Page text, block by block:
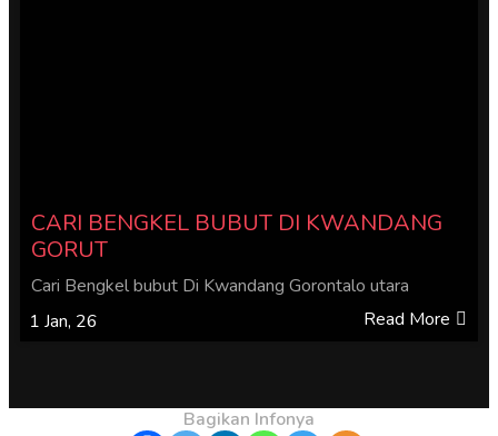
CARI BENGKEL BUBUT DI KWANDANG
GORUT
1 Jan, 26
Cari Bengkel bubut Di Kwandang Gorontalo utara
Read More
Bagikan Infonya